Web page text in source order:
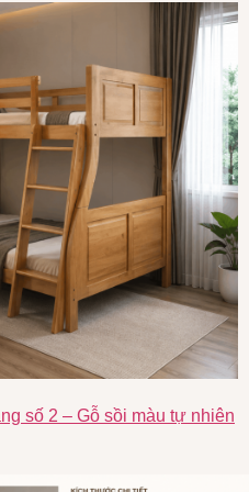
số 2 – Gỗ sồi màu tự nhiên